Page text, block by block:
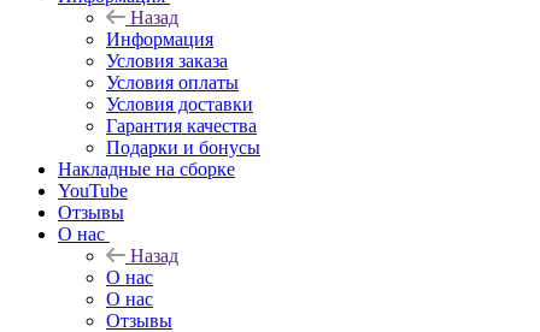
Назад
Информация
Условия заказа
Условия оплаты
Условия доставки
Гарантия качества
Подарки и бонусы
Накладные на сборке
YouTube
Отзывы
О нас
Назад
О нас
О нас
Отзывы